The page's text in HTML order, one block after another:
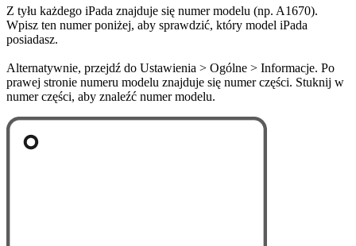
Z tyłu każdego iPada znajduje się numer modelu (np. A1670).
Wpisz ten numer poniżej, aby sprawdzić, który model iPada
posiadasz.
Alternatywnie, przejdź do Ustawienia > Ogólne > Informacje. Po
prawej stronie numeru modelu znajduje się numer części. Stuknij w
numer części, aby znaleźć numer modelu.